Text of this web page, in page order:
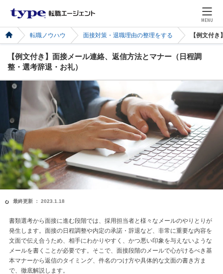
MENU
転職ノウハウ 面接対策・退職理由の整理をする 【例文付
【例文付き】面接メール連絡、返信方法とマナー（日程調
整・選考辞退・お礼）
最終更新 ： 2023.1.18
書類選考から面接に進む段階では、採用担当者と様々なメールのやりとりが
発生します。面接の日程調整や内定の承諾・辞退など、非常に重要な内容を
文面で伝え合うため、相手にわかりやすく、かつ悪い印象を与えないような
メールを書くことが必要です。そこで、面接段階のメールで心がけるべき基
本マナーから返信のタイミング、件名のつけ方や具体的な文面の書き方ま
で、徹底解説します。